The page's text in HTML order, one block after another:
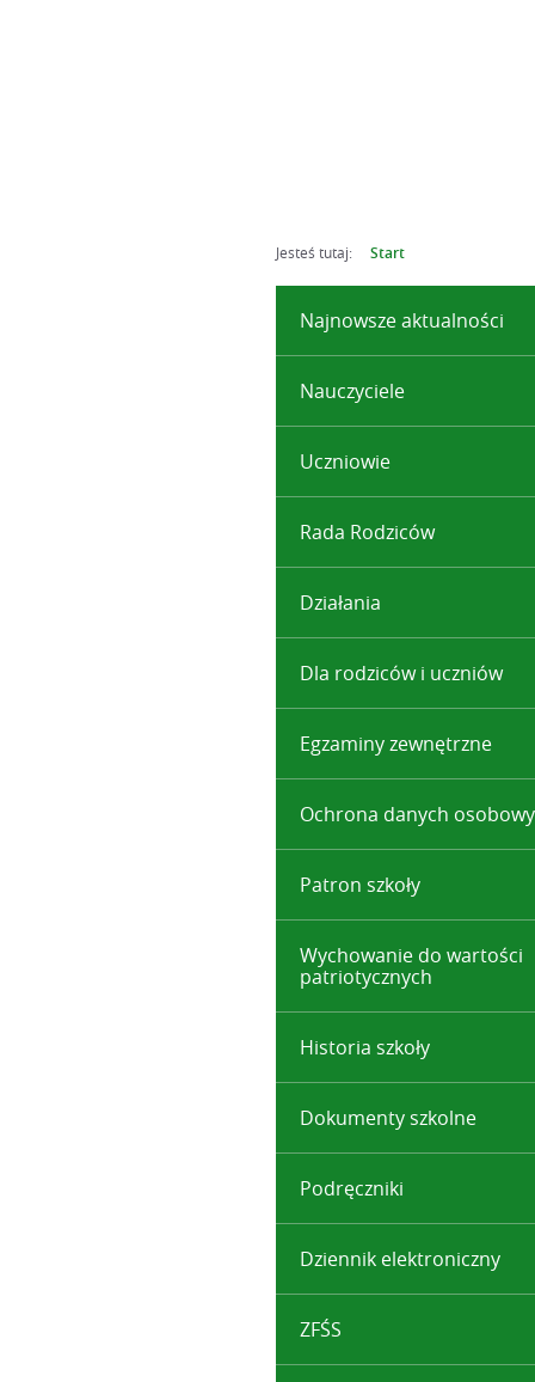
Jesteś tutaj: Start
Najnowsze aktualności
Nauczyciele
Uczniowie
Rada Rodziców
Działania
Dla rodziców i uczniów
Egzaminy zewnętrzne
Ochrona danych
Patron szkoły
Wychowanie do wartości
patriotycznych
Historia szkoły
Dokumenty szkolne
Podręczniki
Dziennik elektroniczny
ZFŚS